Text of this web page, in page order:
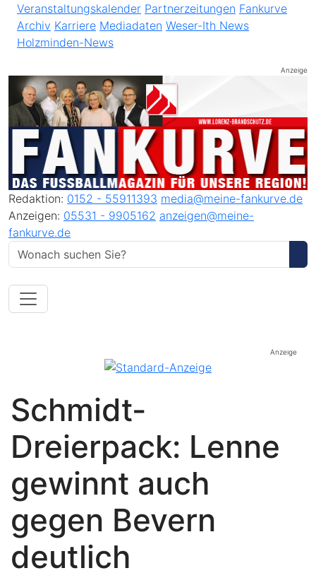
Veranstaltungskalender Partnerzeitungen Fankurve
Archiv Karriere Mediadaten Weser-Ith News
Holzminden-News
Anzeige
Redaktion: 0152 - 55911393 media@meine-fankurve.de
Anzeigen: 05531 - 9905162 anzeigen@meine-
fankurve.de
Anzeige
Schmidt-
Dreierpack: Lenne
gewinnt auch
gegen Bevern
deutlich